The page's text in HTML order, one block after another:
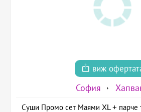
виж
София
Суши Промо сет Маями XL + парче